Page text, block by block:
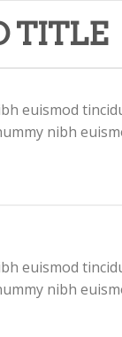
TITLE
euismod
nibh
euismod
nibh